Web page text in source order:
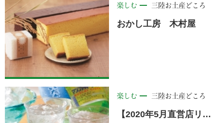
楽しむ 三陸お土産どころ
おかし工房 木村屋
楽しむ 三陸お土産どころ
【2020年5月直営店リニューアルオープン！！】（有）神田葡萄園